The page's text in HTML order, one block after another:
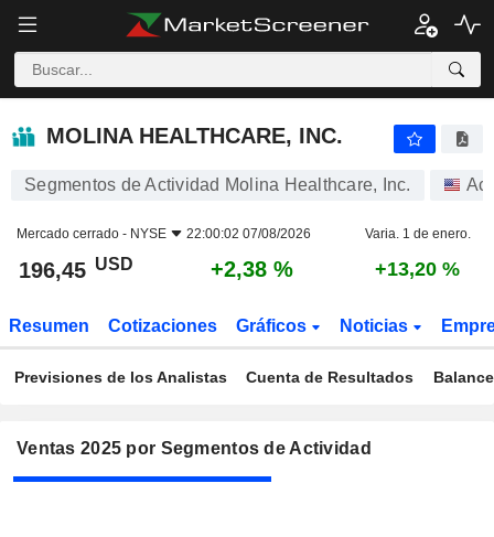
MOLINA HEALTHCARE, INC.
MOLINA HEALTHCARE, INC.
Segmentos de Actividad Molina Healthcare, Inc.
Mercado cerrado - NYSE 22:00:02 07/08/2026 Varia. 1 de enero.
196,45 USD +2,38 % +13,20 %
Resumen Cotizaciones Gráficos Noticias
Previsiones de los Analistas Cuenta de Resultados Balance
Ventas 2025 por Segmentos de Actividad